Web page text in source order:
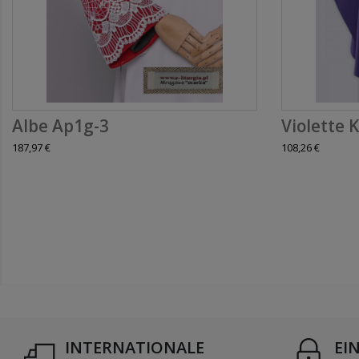
Albe Ap1g-3
187,97 €
Violette
108,26 €
INTERNATIONALE